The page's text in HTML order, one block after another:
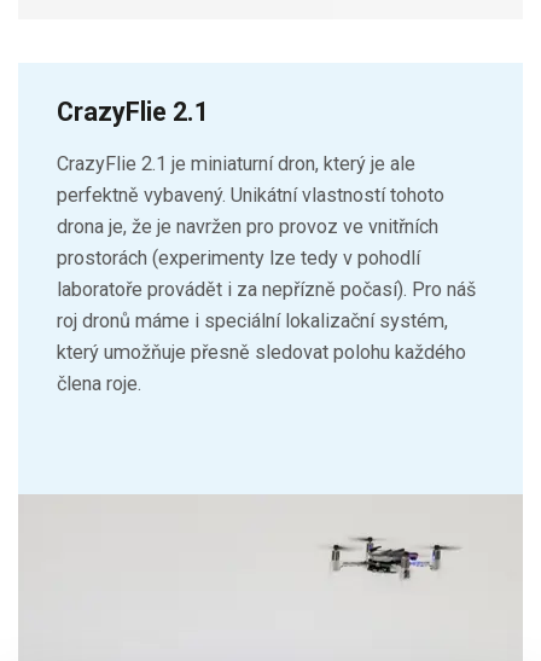
CrazyFlie 2.1
CrazyFlie 2.1 je miniaturní dron, který je ale
perfektně vybavený. Unikátní vlastností tohoto
drona je, že je navržen pro provoz ve vnitřních
prostorách (experimenty lze tedy v pohodlí
laboratoře provádět i za nepřízně počasí). Pro náš
roj dronů máme i speciální lokalizační systém,
který umožňuje přesně sledovat polohu každého
člena roje.